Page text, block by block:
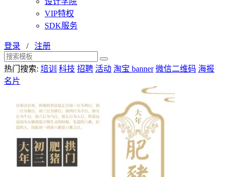
VIP特权
SDK服务
登录 / 注册
热门搜索: 培训 科技 招聘 活动 淘宝 banner 微信二维码 海报
名片